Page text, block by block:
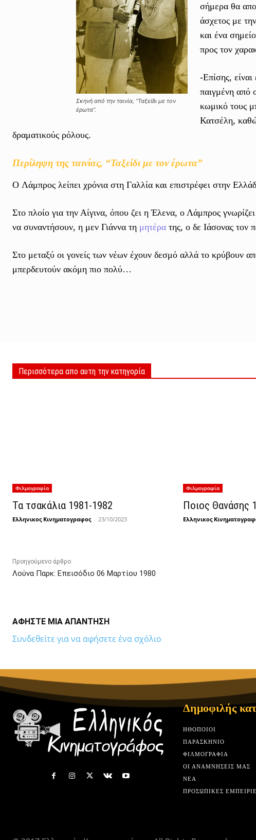
Σκηνή από την ταινία, “Ταξείδι με τον
έρωτα”.
σήμερα θα
άσχετος με
και ένα
προς τον
-Επίσης,
παιγμένη από
κωμικό τους
Κατσέλη,
δραματικούς ρόλους.
Περίληψη της ταινίας, “Ταξείδι με τον έρωτα”
O Λάμπρος λείπει χρόνια στη Γαλλία και επιστρέφει στην
Στο πλοίο για την Αίγινα, όπου ζει η Έλενα, ο Λάμπρος
να συναντήσουν, η μεν Γιάννα τη μητέρα της, ο δε Ιάσονας τον
Στο μεταξύ οι γονείς των νέων έχουν δεσμό αλλά το κρύβουν
μπερδευτούν ακόμη πιο πολύ…
Περισσότερα απο αυτη την κατηγορία
Φιλμογραφία
Τα τσακάλια 1981-1982
Ελληνικος Κινηματογραφος - 23/10/2023
Φιλμογραφία
Ποιος Θανάσης
Ελληνικος
Προηγούμενο άρθρο
Λούνα Παρκ: Επεισόδιο 06 Μαρτίου 1980
ΑΦΗΣΤΕ ΜΙΑ ΑΠΑΝΤΗΣΗ
Συνδεθείτε για να αφήσετε ένα σχόλιο
Δημοφιλής
HΘΟΠΟΙΟΊ
ΠΑΡΑΣΚΉΝΙΟ
ΦΙΛΜΟΓΡΑΦΊΑ
ΟΙ ΑΝΑΜΝΉΣΕΙΣ ΜΑΣ
ΝΈΑ
ΠΡΟΣΩΠΙΚΈΣ